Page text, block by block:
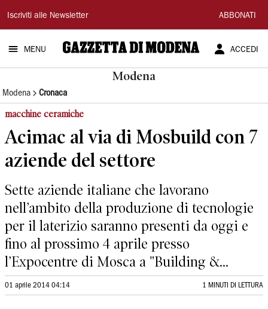
Gazzetta
di
Modena
Iscriviti alle Newsletter ABBONATI
MENU ACCEDI
Modena
Modena Cronaca
macchine ceramiche
Acimac al via di Mosbuild con 7
aziende del settore
Sette aziende italiane che lavorano
nell’ambito della produzione di tecnologie
per il laterizio saranno presenti da oggi e
fino al prossimo 4 aprile presso
l’Expocentre di Mosca a "Building &...
01 aprile 2014 04:14 1 MINUTI DI LETTURA